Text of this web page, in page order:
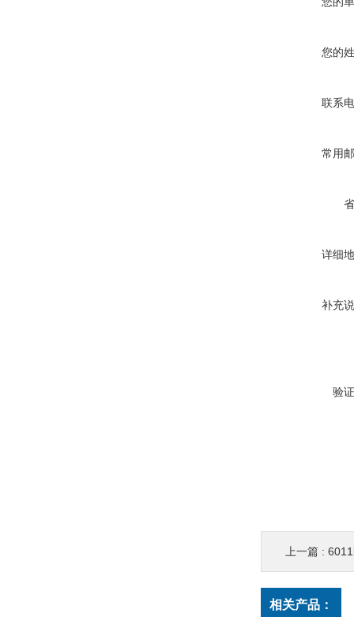
您的
联系
常用
详细
补充
验
上一篇 :
相关产品：